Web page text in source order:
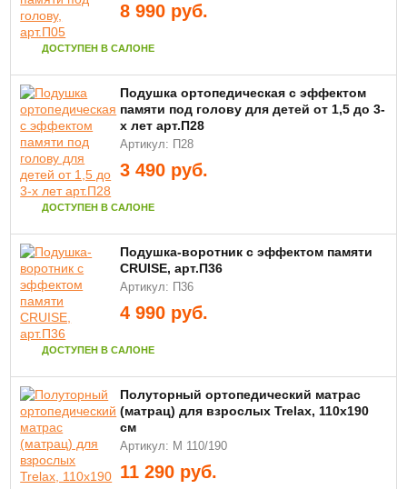
8 990 руб.
ДОСТУПЕН В САЛОНЕ
Подушка ортопедическая с эффектом
памяти под голову для детей от 1,5 до 3-
х лет арт.П28
Артикул: П28
3 490 руб.
ДОСТУПЕН В САЛОНЕ
Подушка-воротник с эффектом памяти
CRUISE, арт.П36
Артикул: П36
4 990 руб.
ДОСТУПЕН В САЛОНЕ
Полуторный ортопедический матрас
(матрац) для взрослых Trelax, 110х190
см
Артикул: М 110/190
11 290 руб.